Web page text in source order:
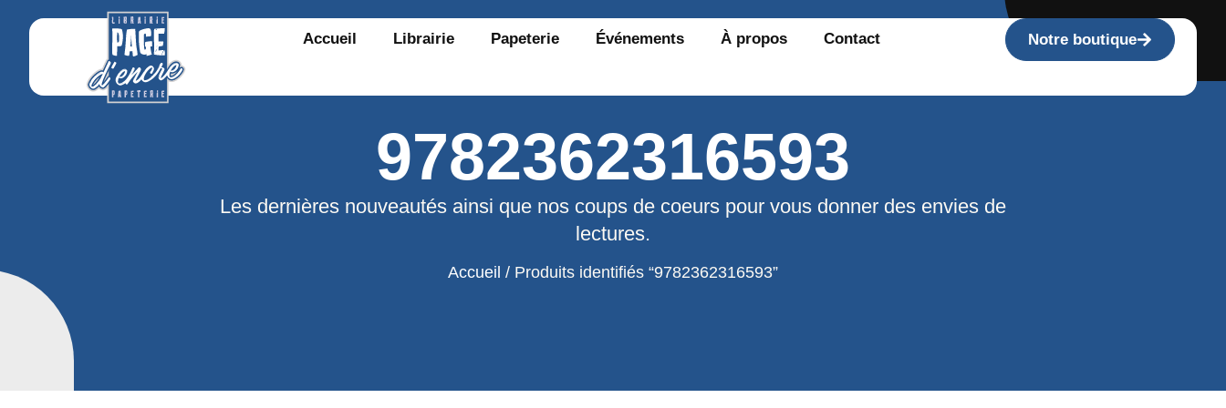
Accueil Librairie Papeterie Événements À propos Contact Notre boutique
9782362316593
Les dernières nouveautés ainsi que nos coups de coeurs pour vous donner des envies de
lectures.
Accueil / Produits identifiés “9782362316593”